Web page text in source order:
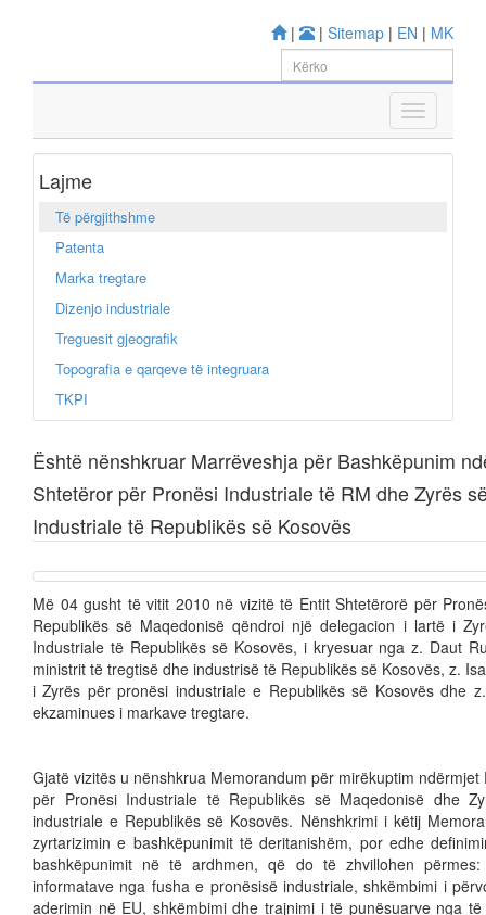
| | Sitemap | EN | MK
Lajme
Të përgjithshme
Patenta
Marka tregtare
Dizenjo industriale
Treguesit gjeografik
Topografia e qarqeve të integruara
TKPI
Është nënshkruar Marrëveshja për Bashkëpunim
Shtetëror për Pronësi Industriale të RM dhe Zyrës
Industriale të Republikës së Kosovës
Më 04 gusht të vitit 2010 në vizitë të Entit Shtetërorë për
Republikës së Maqedonisë qëndroi një delegacion i lartë i
Industriale të Republikës së Kosovës, i kryesuar nga z. Daut
ministrit të tregtisë dhe industrisë të Republikës së Kosovës, z.
i Zyrës për pronësi industriale e Republikës së Kosovës dhe
ekzaminues i markave tregtare.
Gjatë vizitës u nënshkrua Memorandum për mirëkuptim ndërmjet
për Pronësi Industriale të Republikës së Maqedonisë dhe
industriale e Republikës së Kosovës. Nënshkrimi i këtij
zyrtarizimin e bashkëpunimit të deritanishëm, por edhe
bashkëpunimit në të ardhmen, që do të zhvillohen
informatave nga fusha e pronësisë industriale, shkëmbimi i
aderimin në EU, shkëmbimi dhe trajnimi i të punësuarve nga